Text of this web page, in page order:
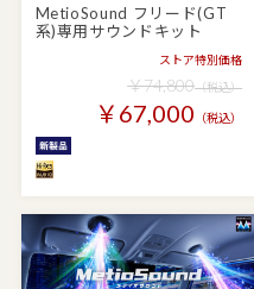
MetioSound フリード(GT
系)専用サウンドキット
ストア特別価格
￥74,800（税込）
￥67,000 （税込）